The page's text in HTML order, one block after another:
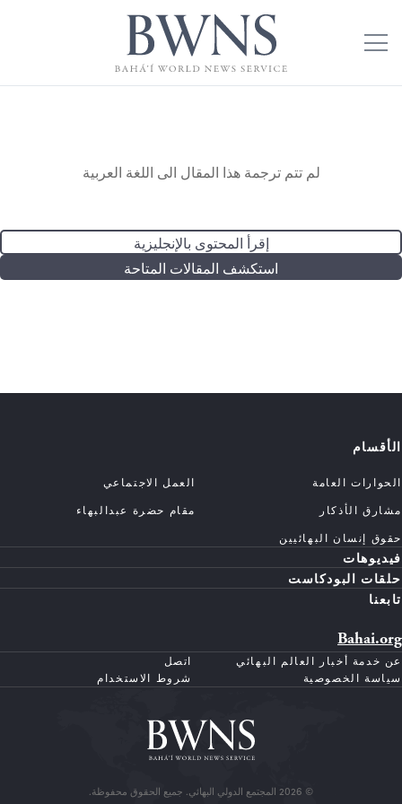
لم تتم ترجمة هذا المقال الى اللغة العربية
إقرأ المحتوى بالإنجليزية
استكشف المقالات المتاحة
الأقسام
الحوارات العامة
العمل الاجتماعي
مشارق الأذكار
مقام حضرة عبدالبهاء
حقوق إنسان البهائيين
فيديوهات
حلقات البودكاست
تابعنا
Bahai.org
عن خدمة أخبار العالم البهائي
اتصل
سياسة الخصوصية
شروط الاستخدام
© 2026 المجتمع الدولي البهائي. جميع الحقوق محفوظة.